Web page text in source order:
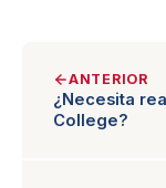
ANTERIOR
¿Necesita
College?